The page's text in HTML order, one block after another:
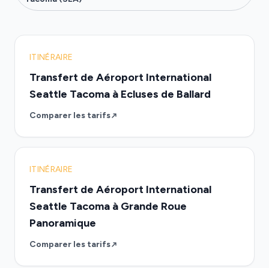
ITINÉRAIRE
Transfert de Aéroport International
Seattle Tacoma à Ecluses de Ballard
Comparer les tarifs
ITINÉRAIRE
Transfert de Aéroport International
Seattle Tacoma à Grande Roue
Panoramique
Comparer les tarifs